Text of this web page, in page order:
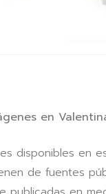
en
disponibles en
de fuentes